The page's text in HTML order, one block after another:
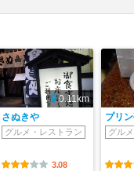
0.11km
さぬきや
グルメ・レストラン
3.08
プリ
グル